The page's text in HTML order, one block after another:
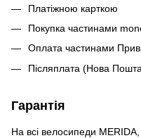
Платіжною карткою
Покупка частинами
Оплата частинами
Післяплата (Нова
Гарантія
На всі велосипеди